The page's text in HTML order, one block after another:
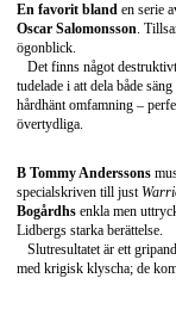
En favorit bland en serie
Oscar Salomonsson.
ögonblick.
Det finns något
tudelade i att dela både
hårdhänt omfamning –
övertydliga.
B Tommy Anderssons
specialskriven till just
Bogårdhs enkla men
Lidbergs starka berättelse.
Slutresultatet är ett
med krigisk klyscha; de